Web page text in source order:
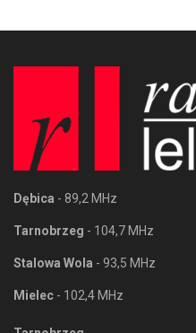
Dębica - 89,2 MHz
Tarnobrzeg - 104,7 MHz
Stalowa Wola - 93,5 MHz
Mielec - 102,4 MHz